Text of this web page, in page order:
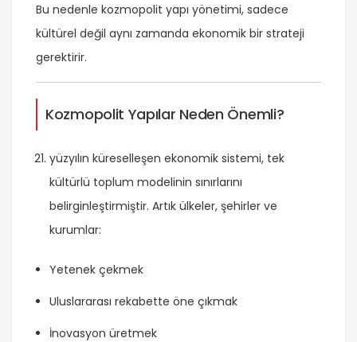
Bu nedenle kozmopolit yapı yönetimi, sadece
kültürel değil aynı zamanda ekonomik bir strateji
gerektirir.
Kozmopolit Yapılar Neden Önemli?
yüzyılın küreselleşen ekonomik sistemi, tek
kültürlü toplum modelinin sınırlarını
belirginleştirmiştir. Artık ülkeler, şehirler ve
kurumlar:
Yetenek çekmek
Uluslararası rekabette öne çıkmak
İnovasyon üretmek